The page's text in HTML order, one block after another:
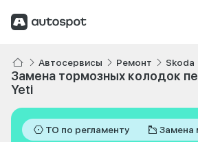
Автосервисы Ремонт Skoda
Замена тормозных колодок
Yeti
ТО по регламенту Замена